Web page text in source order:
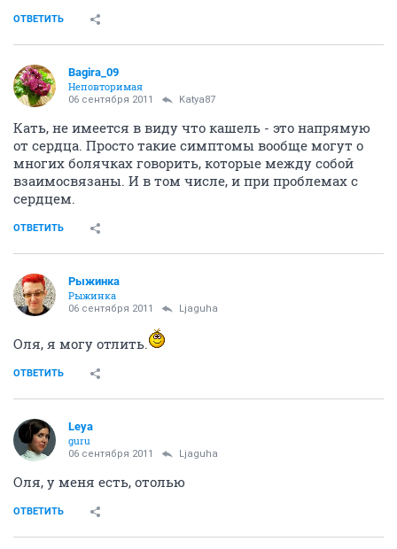
ОТВЕТИТЬ
Bagira_09
Неповторимая
06 сентября 2011 Katya87
Кать, не имеется в виду что кашель - это напрямую
от сердца. Просто такие симптомы вообще могут о
многих болячках говорить, которые между собой
взаимосвязаны. И в том числе, и при проблемах с
сердцем.
ОТВЕТИТЬ
Рыжинка
Рыжинка
06 сентября 2011 Ljaguha
Оля, я могу отлить.
ОТВЕТИТЬ
Leya
guru
06 сентября 2011 Ljaguha
Оля, у меня есть, отолью
ОТВЕТИТЬ